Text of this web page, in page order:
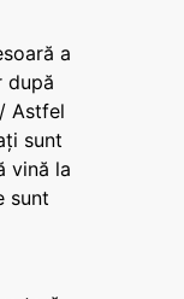
a
după
Astfel
sunt
vină la
sunt